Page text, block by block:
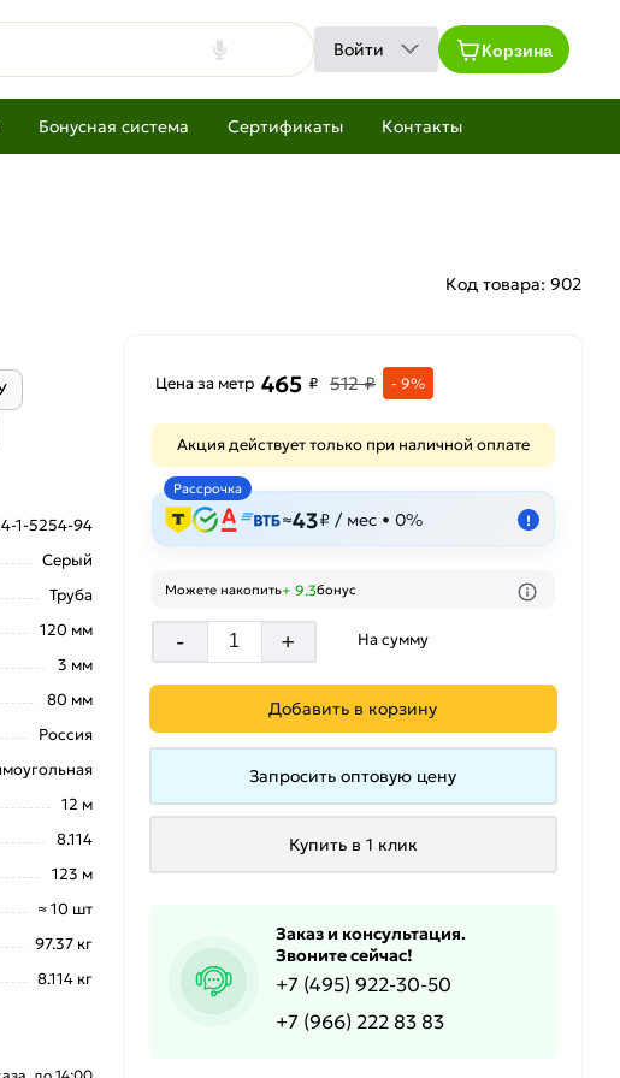
Войти Корзина
Бонусная система Сертификаты Контакты
Код товара: 902
Цена за метр 465 ₽ 512 ₽ - 9%
Акция действует только при наличной оплате
Рассрочка
≈43₽ / мес • 0% !
Можете накопить+ 9.3бонус
- + На сумму
Добавить в корзину
Запросить оптовую цену
Купить в 1 клик
Заказ и консультация.
Звоните сейчас!
+7 (495) 922-30-50
+7 (966) 222 83 83
1-5254-94
Серый
Труба
120 мм
3 мм
80 мм
Россия
12 м
8.114
123 м
≈ 10 шт
97.37 кг
8.114 кг
до 14:00